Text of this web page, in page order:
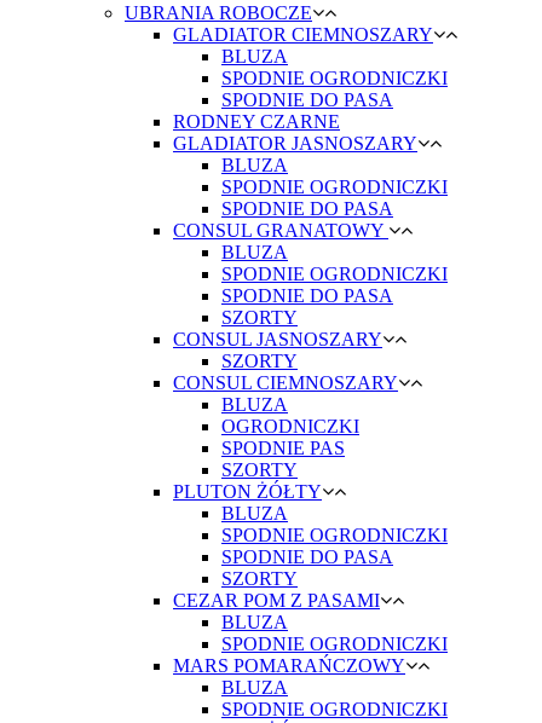
UBRANIA ROBOCZE
GLADIATOR CIEMNOSZARY
BLUZA
SPODNIE OGRODNICZKI
SPODNIE DO PASA
RODNEY CZARNE
GLADIATOR JASNOSZARY
BLUZA
SPODNIE OGRODNICZKI
SPODNIE DO PASA
CONSUL GRANATOWY
BLUZA
SPODNIE OGRODNICZKI
SPODNIE DO PASA
SZORTY
CONSUL JASNOSZARY
SZORTY
CONSUL CIEMNOSZARY
BLUZA
OGRODNICZKI
SPODNIE PAS
SZORTY
PLUTON ŻÓŁTY
BLUZA
SPODNIE OGRODNICZKI
SPODNIE DO PASA
SZORTY
CEZAR POM Z PASAMI
BLUZA
SPODNIE OGRODNICZKI
MARS POMARAŃCZOWY
BLUZA
SPODNIE OGRODNICZKI